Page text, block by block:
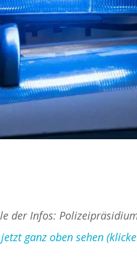
der Infos:
ganz oben sehen